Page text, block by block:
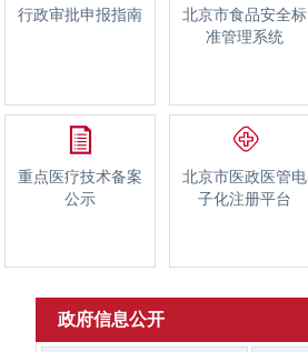
行政审批申报指南
重点医疗技术备案
公示
北京市食品安全标
准管理系统
北京市医政医管电
子化注册平台
政府信息公开